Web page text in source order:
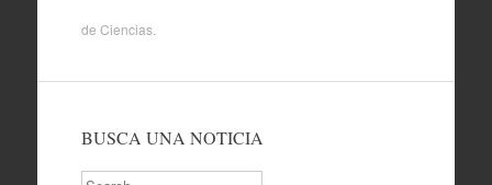
de Ciencias.
BUSCA UNA NOTICIA
Search